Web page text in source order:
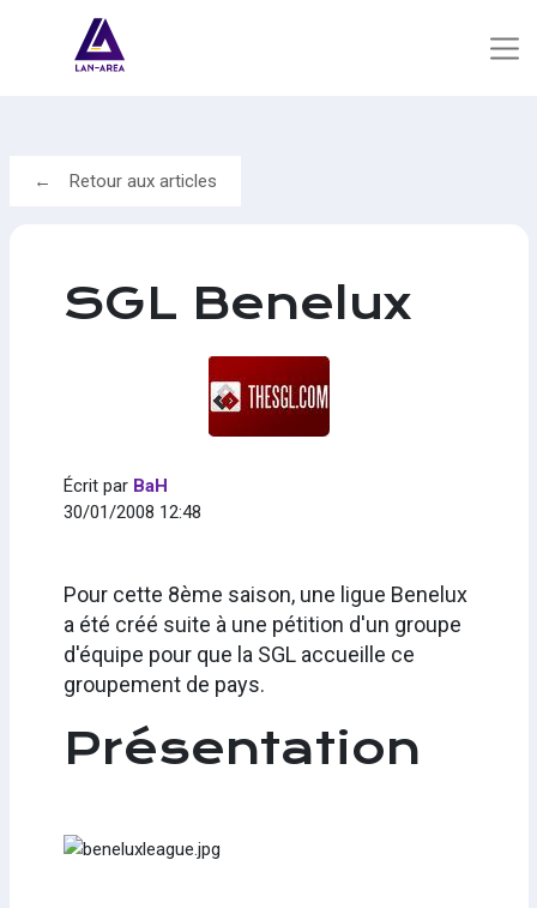
Retour aux articles
SGL Benelux
Écrit par BaH
30/01/2008 12:48
Pour cette 8ème saison, une ligue Benelux
a été créé suite à une pétition d'un groupe
d'équipe pour que la SGL accueille ce
groupement de pays.
Présentation